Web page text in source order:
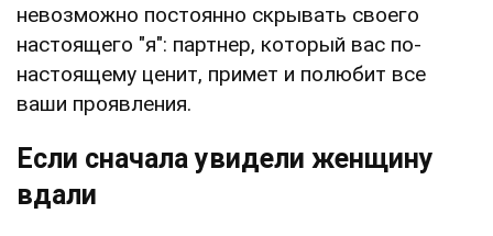
невозможно постоянно скрывать своего
настоящего "я": партнер, который вас по-
настоящему ценит, примет и полюбит все
ваши проявления.
Если сначала увидели женщину
вдали